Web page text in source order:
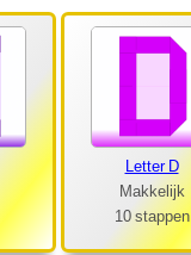
Letter D
Makkelijk
10 stappen